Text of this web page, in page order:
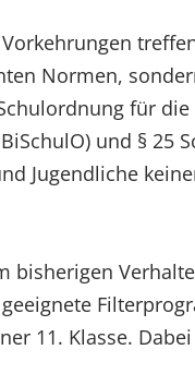
Normen,
für
und § 25
Jugendliche
bisherigen
11. Klasse.